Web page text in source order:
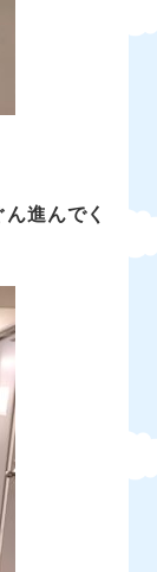
進んでく